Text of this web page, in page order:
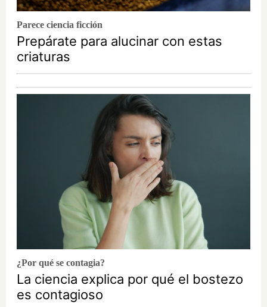
Parece ciencia ficción
Prepárate para alucinar con estas
criaturas
¿Por qué se contagia?
La ciencia explica por qué el bostezo
es contagioso